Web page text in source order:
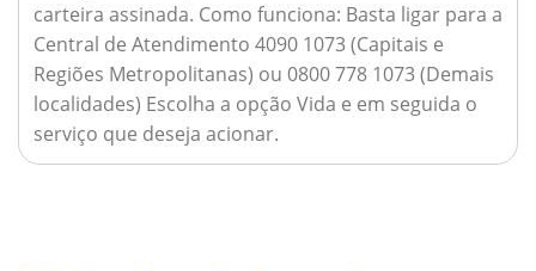
carteira assinada. Como funciona: Basta ligar para a
Central de Atendimento 4090 1073 (Capitais e
Regiões Metropolitanas) ou 0800 778 1073 (Demais
localidades) Escolha a opção Vida e em seguida o
serviço que deseja acionar.